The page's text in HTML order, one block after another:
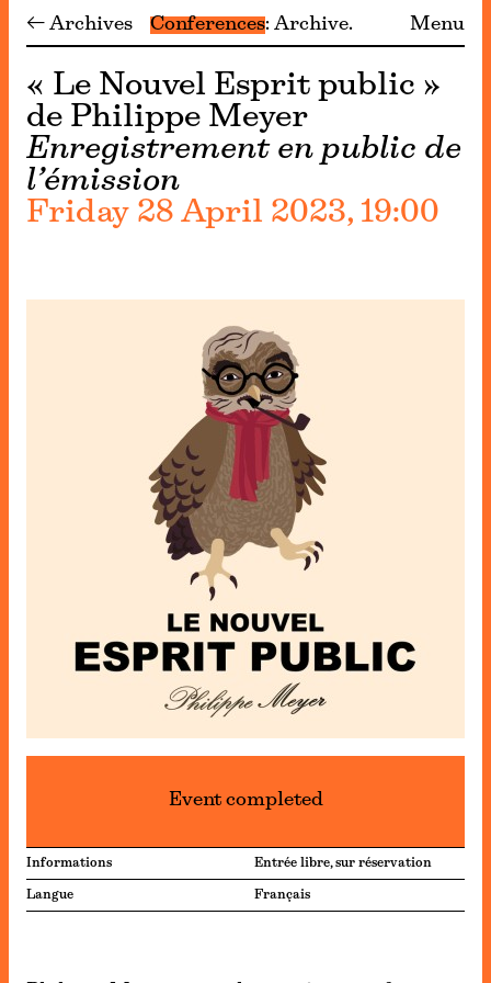
← Archives Conferences Archive Menu
« Le Nouvel Esprit public »
de Philippe Meyer
Enregistrement en public de
l’émission
Friday 28 April 2023, 19:00
Event completed
Informations Entrée libre, sur réservation
Langue Français